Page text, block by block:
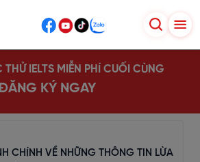
THỬ IELTS MIỄN PHÍ CUỐI CÙNG
KÝ NGAY
CHÍNH VỀ NHỮNG THÔNG TIN LỪA